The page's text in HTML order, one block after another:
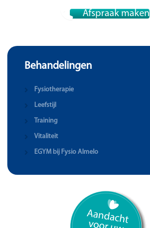
Afspraak maken
Behandelingen
Fysiotherapie
Leefstijl
Training
Vitaliteit
EGYM bij Fysio Almelo